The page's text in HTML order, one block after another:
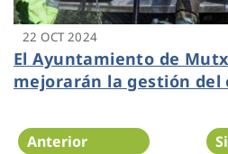
22 OCT 2024
El Ayuntamiento de
mejorarán la gestión del
Anterior